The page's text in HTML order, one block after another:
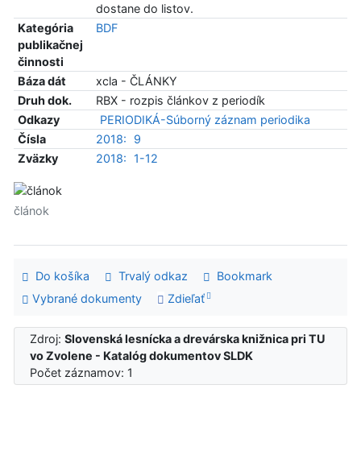
dostane do listov.
Kategória
publikačnej
činnosti
BDF
Báza dát
xcla - ČLÁNKY
Druh dok.
RBX - rozpis článkov z periodík
Odkazy
PERIODIKÁ-Súborný záznam periodika
Čísla
2018:
9
Zväzky
2018: 1-12
článok
Do košíka Trvalý odkaz
Bookmark
Vybrané dokumenty
Zdieľať
Zdroj:Slovenská lesnícka a drevárska knižnica pri TU
vo Zvolene - Katalóg dokumentov SLDK
Počet záznamov: 1